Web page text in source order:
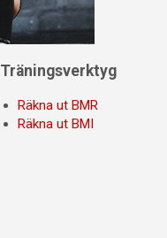
Träningsverktyg
Räkna ut BMR
Räkna ut BMI